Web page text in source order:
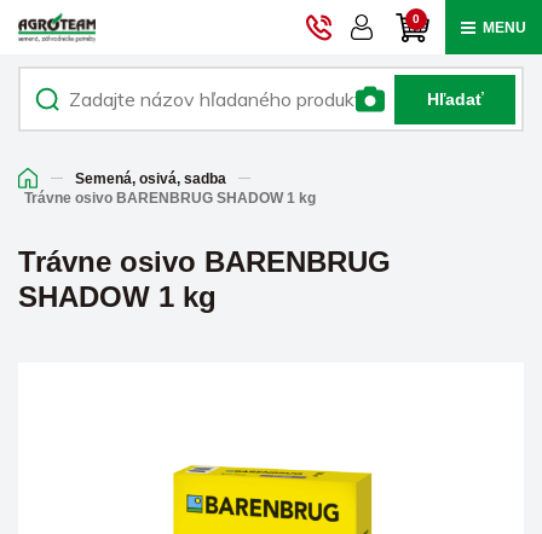
0 MENU
Hľadať
Semená, osivá, sadba
Trávne osivo BARENBRUG SHADOW 1 kg
Trávne osivo BARENBRUG
SHADOW 1 kg